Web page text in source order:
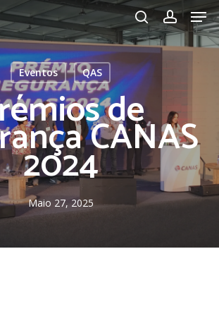
searchaccount
Eventos QAS
de
CANAS
2024
Maio 27, 2025